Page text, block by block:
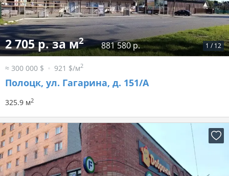
1 / 12
2 705 р. за м2 881 580 р.
≈ 300 000 $ 921 $/м2
Полоцк, ул. Гагарина, д. 151/А
325.9 м2